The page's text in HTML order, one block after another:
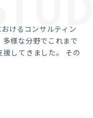
けるコンサルティン
様な分野でこれまで
してきました。 その